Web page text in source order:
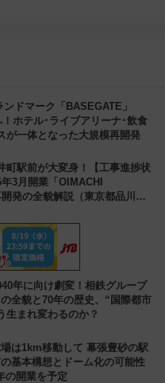
ドマーク「BASEGATE」
ホテル･ライブアリーナ･飲食
が一体となった大規模再開発
町駅前が大変身！【工事進捗状
3月開業「OIMACHI
発の全貌解説（東京都品川
年に向け劇変！相鉄グループ
の全貌と70年の歴史、“国際都市
生まれ変わるのか？
は1km移動して 幕張豊砂の駅
基本構想とドーム化の可能性
の開業を予定